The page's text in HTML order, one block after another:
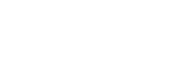
JADWAL